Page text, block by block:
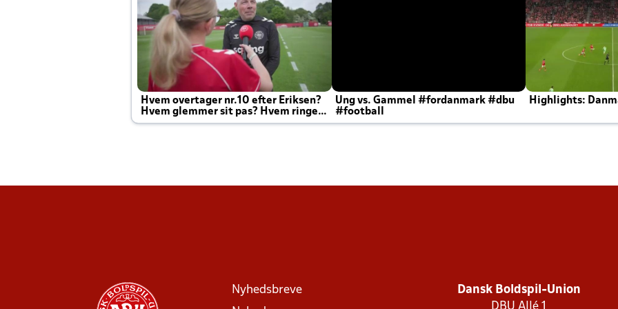
Hvem overtager nr.10 efter Eriksen?
Hvem glemmer sit pas? Hvem ringer
Joachim altid til efter kampe?
Ung vs. Gammel #fordanmark #dbu
#football
Highlights:
Nyhedsbreve
Dansk Boldspil-Union